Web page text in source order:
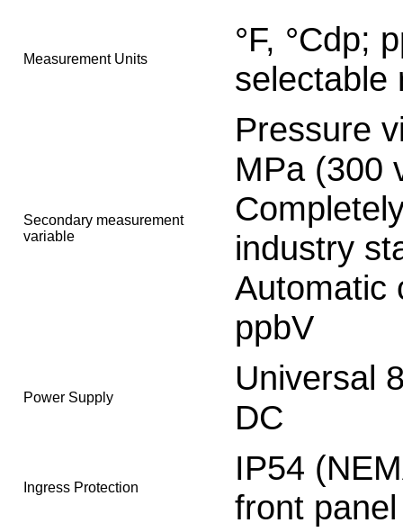
Measurement Units
°F, °Cdp;
selectable
Secondary measurement
variable
Pressure
MPa (300
industry
Automatic
ppbV
Power Supply
Universal
DC
Ingress Protection
IP54
front